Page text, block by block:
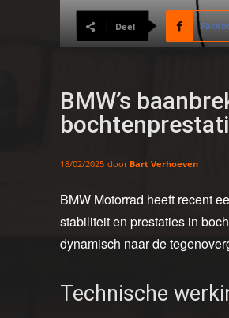
Deel
BMW’s
18/02/2025 door Bart Verhoeven
BMW Motorrad heeft recent
stabiliteit en prestaties in
dynamisch naar de
Technische